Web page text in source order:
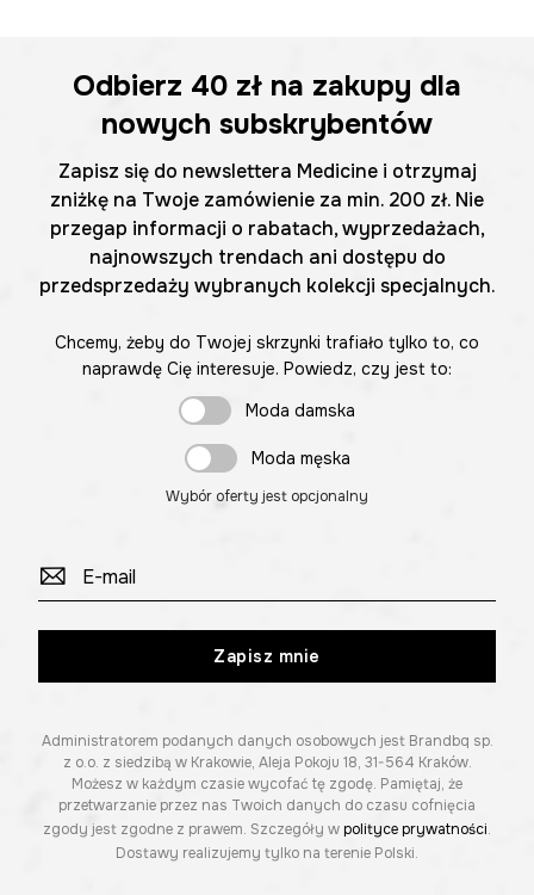
Odbierz 40 zł na zakupy dla
nowych subskrybentów
Zapisz się do newslettera Medicine i otrzymaj
zniżkę na Twoje zamówienie za min. 200 zł. Nie
przegap informacji o rabatach, wyprzedażach,
najnowszych trendach ani dostępu do
przedsprzedaży wybranych kolekcji specjalnych.
Chcemy, żeby do Twojej skrzynki trafiało tylko to, co
naprawdę Cię interesuje. Powiedz, czy jest to:
Moda damska
Moda męska
Wybór oferty jest opcjonalny
Zapisz mnie
Administratorem podanych danych osobowych jest Brandbq sp.
z o.o. z siedzibą w Krakowie, Aleja Pokoju 18, 31-564 Kraków.
Możesz w każdym czasie wycofać tę zgodę. Pamiętaj, że
przetwarzanie przez nas Twoich danych do czasu cofnięcia
zgody jest zgodne z prawem. Szczegóły w polityce prywatności.
Dostawy realizujemy tylko na terenie Polski.